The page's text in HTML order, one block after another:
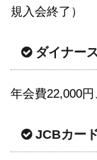
規入会終了）
ダイナー
年会費22,000
JCBカー